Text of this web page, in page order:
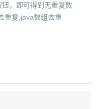
，即可得到无重复数
重复,java数组去重